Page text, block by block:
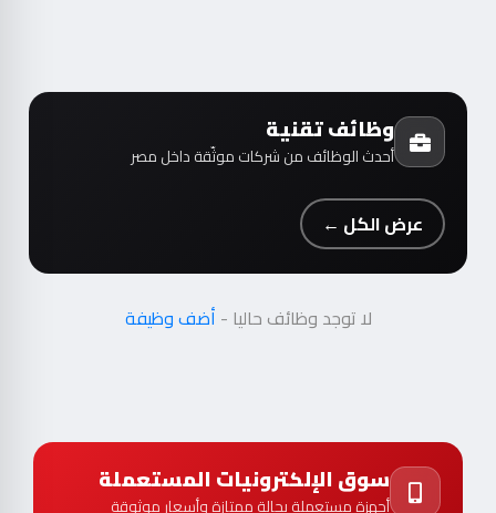
وظائف تقنية
أحدث الوظائف من شركات موثّقة داخل مصر
عرض الكل ←
لا توجد وظائف حاليا - أضف وظيفة
سوق الإلكترونيات المستعملة
أجهزة مستعملة بحالة ممتازة وأسعار موثوقة